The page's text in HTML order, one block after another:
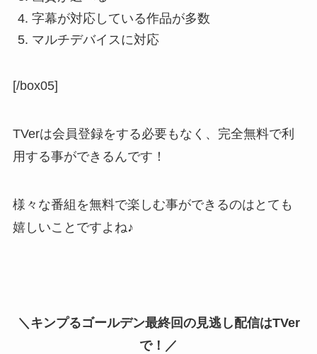
字幕が対応している作品が多数
マルチデバイスに対応
[/box05]
TVerは会員登録をする必要もなく、完全無料で利
用する事ができるんです！
様々な番組を無料で楽しむ事ができるのはとても
嬉しいことですよね♪
＼キンプるゴールデン最終回の見逃し配信はTVer
で！／